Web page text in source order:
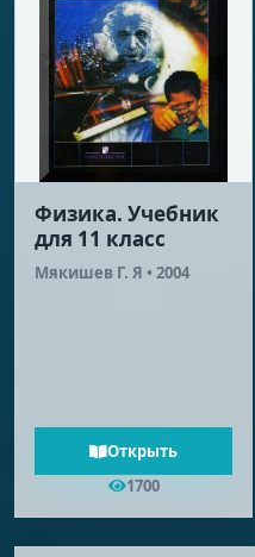
Физика. Учебник
для 11 класс
Мякишев Г. Я • 2004
Открыть
1700